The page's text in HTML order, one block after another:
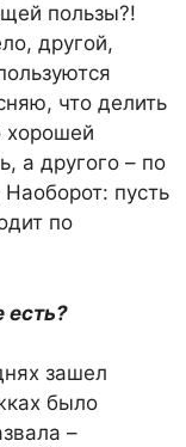
пользы?!
другой,
что делить
хорошей
а другого – по
пусть
по
есть?
зашел
было
–